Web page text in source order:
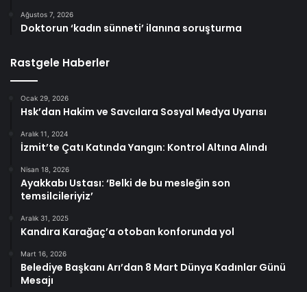
Ağustos 7, 2026
Doktorun ‘kadın sünneti’ ilanına soruşturma
Rastgele Haberler
Ocak 29, 2026
Hsk’dan Hakim ve Savcılara Sosyal Medya Uyarısı
Aralık 11, 2024
İzmit’te Çatı Katında Yangın: Kontrol Altına Alındı
Nisan 18, 2026
Ayakkabı Ustası: ‘Belki de bu mesleğin son
temsilcileriyiz’
Aralık 31, 2025
Kandıra Karağaç’a otoban konforunda yol
Mart 16, 2026
Belediye Başkanı Arı’dan 8 Mart Dünya Kadınlar Günü
Mesajı